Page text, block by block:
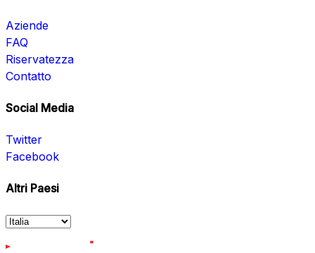
Aziende
FAQ
Riservatezza
Contatto
Social Media
Twitter
Facebook
Altri Paesi